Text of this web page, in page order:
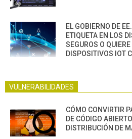
EL GOBIERNO DE
ETIQUETA EN LOS
SEGUROS O
DISPOSITIVOS IOT
VULNERABILIDADES
CÓMO CONVIRTIR
DE CÓDIGO
DISTRIBUCIÓN DE